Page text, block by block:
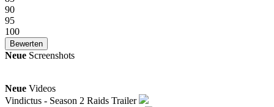
90
95
100
Neue Screenshots
Neue Videos
Vindictus - Season 2 Raids Trailer